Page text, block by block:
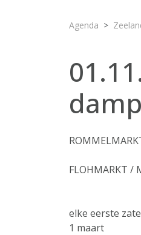
Agenda
FLOHMARKT /
elke eerste
1 maart